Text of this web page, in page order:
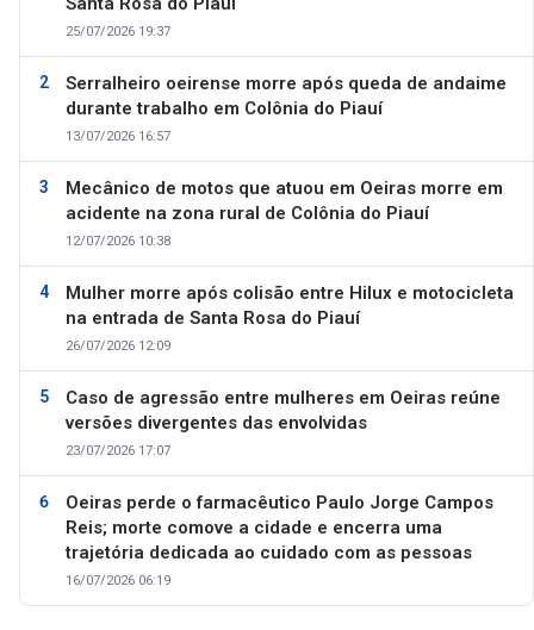
25/07/2026 19:37
Serralheiro oeirense morre após queda de andaime
durante trabalho em Colônia do Piauí
13/07/2026 16:57
Mecânico de motos que atuou em Oeiras morre em
acidente na zona rural de Colônia do Piauí
12/07/2026 10:38
Mulher morre após colisão entre Hilux e motocicleta
na entrada de Santa Rosa do Piauí
26/07/2026 12:09
Caso de agressão entre mulheres em Oeiras reúne
versões divergentes das envolvidas
23/07/2026 17:07
Oeiras perde o farmacêutico Paulo Jorge Campos
Reis; morte comove a cidade e encerra uma
trajetória dedicada ao cuidado com as pessoas
16/07/2026 06:19